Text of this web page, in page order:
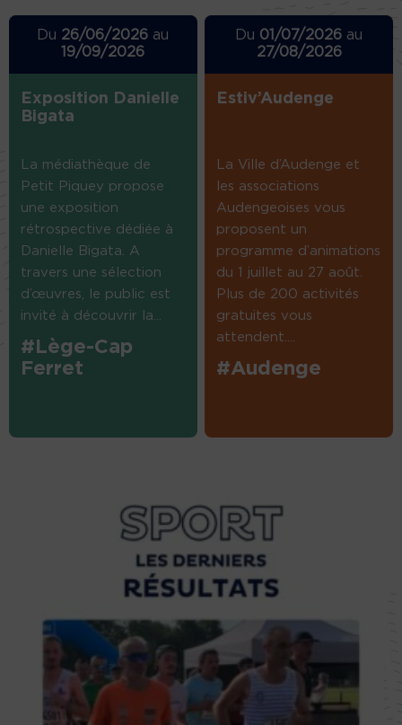
Du 26/06/2026 au
19/09/2026
Exposition Danielle
Bigata
La médiathèque de
Petit Piquey propose
une exposition
rétrospective dédiée à
Danielle Bigata. A
travers une sélection
d’œuvres, le public est
invité à découvrir la...
#Lège-Cap
Ferret
Du 01/07/2026 au
27/08/2026
Estiv’Audenge
La Ville d’Audenge et
les associations
Audengeoises vous
proposent un
programme d’animations
du 1 juillet au 27 août.
Plus de 200 activités
gratuites vous
attendent....
#Audenge